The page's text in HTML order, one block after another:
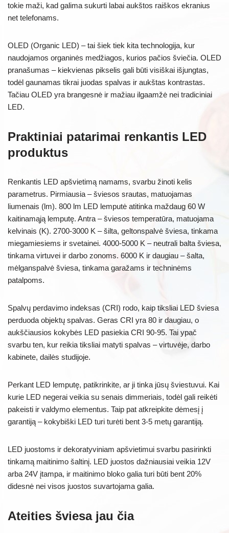
tokie maži, kad galima sukurti labai aukštos raiškos ekranius
net telefonams.
OLED (Organic LED) – tai šiek tiek kita technologija, kur
naudojamos organinės medžiagos, kurios pačios šviečia. OLED
pranašumas – kiekvienas pikselis gali būti visiškai išjungtas,
todėl gaunamas tikrai juodas spalvas ir aukštas kontrastas.
Tačiau OLED yra brangesnė ir mažiau ilgaamžė nei tradiciniai
LED.
Praktiniai patarimai renkantis LED
produktus
Renkantis LED apšvietimą namams, svarbu žinoti kelis
parametrus. Pirmiausia – šviesos srautas, matuojamas
liumenais (lm). 800 lm LED lemputė atitinka maždaug 60 W
kaitinamąją lemputę. Antra – šviesos temperatūra, matuojama
kelvinais (K). 2700-3000 K – šilta, geltonspalvė šviesa, tinkama
miegamiesiems ir svetainei. 4000-5000 K – neutrali balta šviesa,
tinkama virtuvei ir darbo zonoms. 6000 K ir daugiau – šalta,
mėlganspalvė šviesa, tinkama garažams ir techninėms
patalpoms.
Spalvų perdavimo indeksas (CRI) rodo, kaip tiksliai LED šviesa
perduoda objektų spalvas. Geras CRI yra 80 ir daugiau, o
aukščiausios kokybės LED pasiekia CRI 90-95. Tai ypač
svarbu ten, kur reikia tiksliai matyti spalvas – virtuvėje, darbo
kabinete, dailės studijoje.
Perkant LED lemputę, patikrinkite, ar ji tinka jūsų šviestuvui. Kai
kurie LED negerai veikia su senais dimmeriais, todėl gali reikėti
pakeisti ir valdymo elementus. Taip pat atkreipkite dėmesį į
garantiją – kokybiški LED turi turėti bent 3-5 metų garantiją.
LED juostoms ir dekoratyviniam apšvietimui svarbu pasirinkti
tinkamą maitinimo šaltinį. LED juostos dažniausiai veikia 12V
arba 24V įtampa, ir maitinimo bloko galia turi būti bent 20%
didesnė nei visos juostos suvartojama galia.
Ateities šviesa jau čia